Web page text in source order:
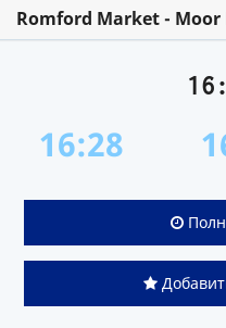
Romford Market - Moor
16:28